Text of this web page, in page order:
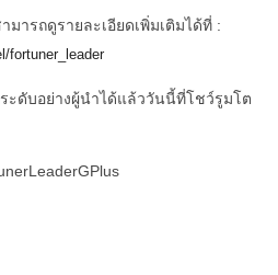
ารถดูรายละเอียดเพิ่มเติมได้ที่ :
fortuner_leader
ดับอย่างผู้นำได้แล้ววันนี้ที่โชว์รูมโต